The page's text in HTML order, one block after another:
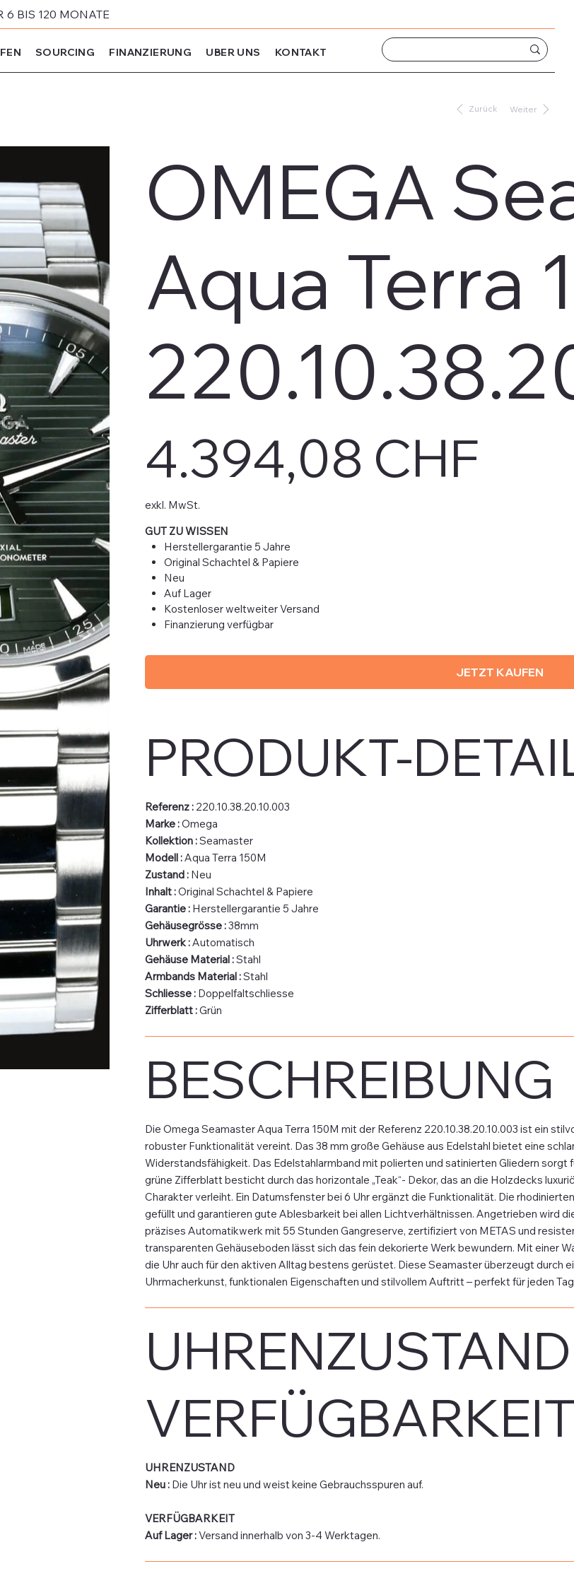
6 BIS 120 MONATE
SOURCING FINANZIERUNG UBER UNS KONTAKT
Zurück Weiter
OMEGA
Aqua Terra
4.394,08 CHF
exkl. MwSt.
GUT ZU WISSEN
Herstellergarantie 5 Jahre
Original Schachtel & Papiere
Neu
Auf Lager
Kostenloser weltweiter Versand
Finanzierung verfügbar
JETZT KAUFEN
PRODUKT-
Referenz : 220.10.38.20.10.003
Marke :Omega
Kollektion :Seamaster
Modell :Aqua Terra 150M
Zustand :Neu
Inhalt :Original Schachtel & Papiere
Garantie :Herstellergarantie 5 Jahre
Gehäusegrösse :38mm
Uhrwerk :Automatisch
Gehäuse Material :Stahl
Armbands Material :Stahl
Schliesse : Doppelfaltschliesse
Zifferblatt :Grün
BESCHREIBUNG
Die Omega Seamaster Aqua Terra 150M mit der Referenz 220.10.38.20.10.003 ist ein
robuster Funktionalität vereint. Das 38 mm große Gehäuse aus Edelstahl bietet eine
Widerstandsfähigkeit. Das Edelstahlarmband mit polierten und satinierten Gliedern sorgt
grüne Zifferblatt besticht durch das horizontale „Teak“- Dekor, das an die Holzdecks
Charakter verleiht. Ein Datumsfenster bei 6 Uhr ergänzt die Funktionalität. Die
gefüllt und garantieren gute Ablesbarkeit bei allen Lichtverhältnissen. Angetrieben wird
präzises Automatikwerk mit 55 Stunden Gangreserve, zertifiziert von METAS und
transparenten Gehäuseboden lässt sich das fein dekorierte Werk bewundern. Mit einer
die Uhr auch für den aktiven Alltag bestens gerüstet. Diese Seamaster überzeugt durch
Uhrmacherkunst, funktionalen Eigenschaften und stilvollem Auftritt – perfekt für jeden
UHRENZUSTAND
Neu : Die Uhr ist neu und weist keine Gebrauchsspuren auf.
VERFÜGBARKEIT
Auf Lager :Versand innerhalb von 3-4 Werktagen.